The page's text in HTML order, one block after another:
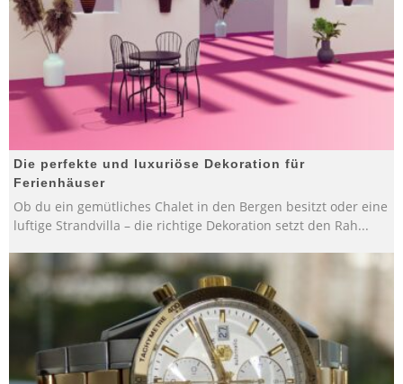
Die perfekte und luxuriöse Dekoration für
Ferienhäuser
Ob du ein gemütliches Chalet in den Bergen besitzt oder eine
luftige Strandvilla – die richtige Dekoration setzt den Rah...